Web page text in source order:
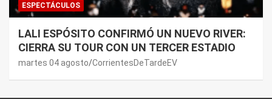
ESPECTÁCULOS
LALI ESPÓSITO CONFIRMÓ UN NUEVO RIVER:
CIERRA SU TOUR CON UN TERCER ESTADIO
martes 04 agosto CorrientesDeTardeEV